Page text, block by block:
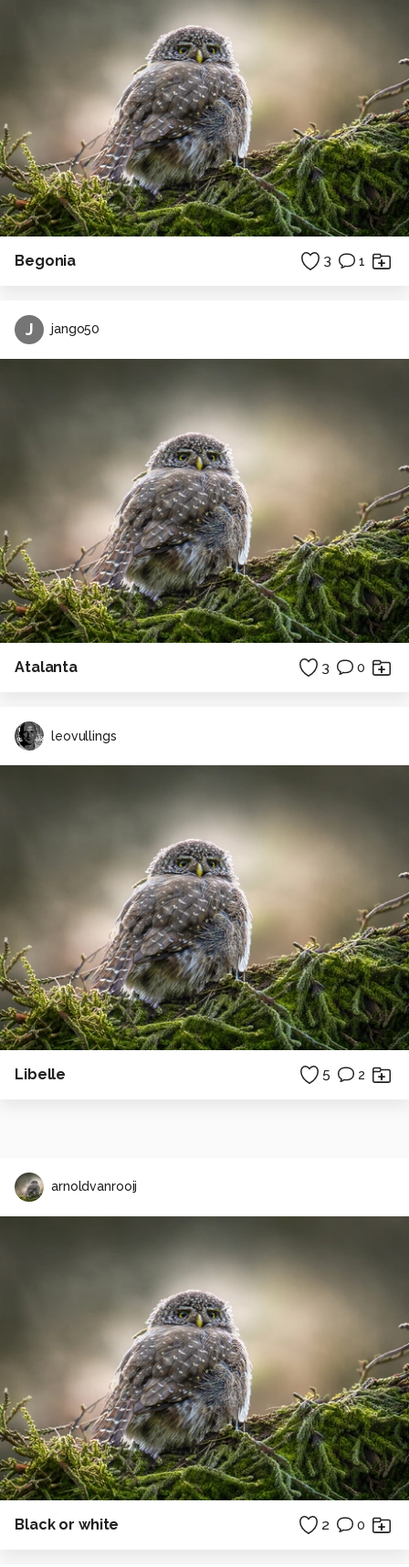
Begonia 3 1
J jango50
Atalanta 3 0
leovullings
Libelle 5 2
arnoldvanrooij
Black or white 2 0